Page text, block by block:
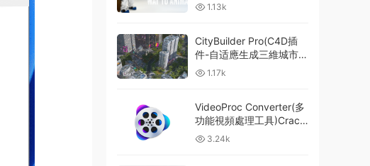
1.13k
CityBuilder Pro(C4D插
件-自适應生成三維城市建
築預設)
1.17k
VideoProc Converter(多
功能視頻處理工具)Crack
破解版
3.24k